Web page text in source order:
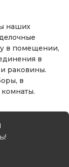
наших
в помещении,
в
раковины.
в